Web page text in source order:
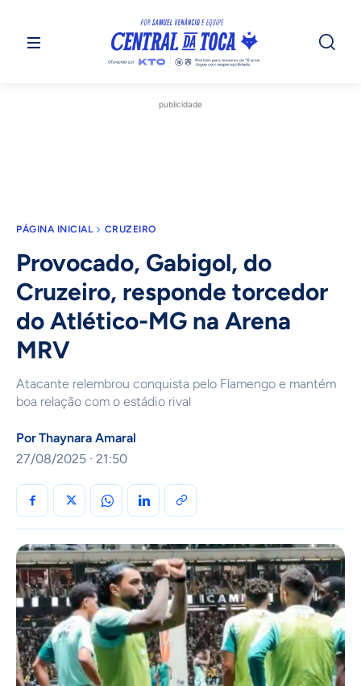
publicidade
PÁGINA INICIAL CRUZEIRO
Provocado, Gabigol, do
Cruzeiro, responde torcedor
do Atlético-MG na Arena
MRV
Atacante relembrou conquista pelo Flamengo e mantém
boa relação com o estádio rival
PorThaynara Amaral
27/08/2025 · 21:50